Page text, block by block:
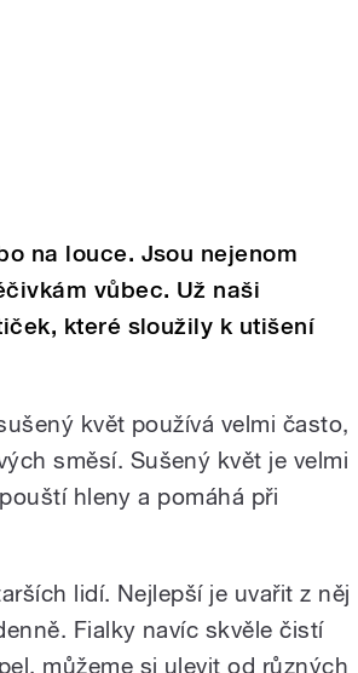
na louce. Jsou nejenom
vůbec. Už naši
které sloužily k utišení
květ používá velmi často,
směsí. Sušený květ je velmi
hleny a pomáhá při
lidí. Nejlepší je uvařit z něj
Fialky navíc skvěle čistí
můžeme si ulevit od různých